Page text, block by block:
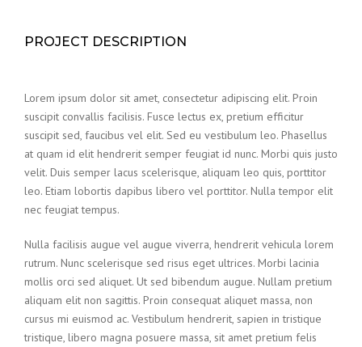
PROJECT DESCRIPTION
Lorem ipsum dolor sit amet, consectetur adipiscing elit. Proin
suscipit convallis facilisis. Fusce lectus ex, pretium efficitur
suscipit sed, faucibus vel elit. Sed eu vestibulum leo. Phasellus
at quam id elit hendrerit semper feugiat id nunc. Morbi quis justo
velit. Duis semper lacus scelerisque, aliquam leo quis, porttitor
leo. Etiam lobortis dapibus libero vel porttitor. Nulla tempor elit
nec feugiat tempus.
Nulla facilisis augue vel augue viverra, hendrerit vehicula lorem
rutrum. Nunc scelerisque sed risus eget ultrices. Morbi lacinia
mollis orci sed aliquet. Ut sed bibendum augue. Nullam pretium
aliquam elit non sagittis. Proin consequat aliquet massa, non
cursus mi euismod ac. Vestibulum hendrerit, sapien in tristique
tristique, libero magna posuere massa, sit amet pretium felis